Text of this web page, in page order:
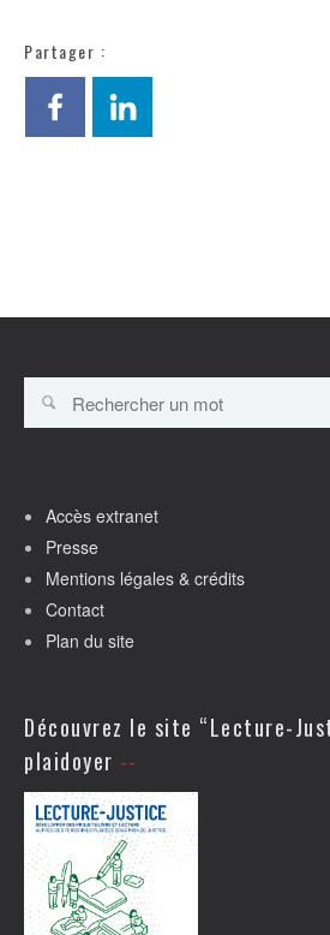
Partager :
Accès extranet
Presse
Mentions légales & crédits
Contact
Plan du site
Découvrez le site “Lecture-
plaidoyer